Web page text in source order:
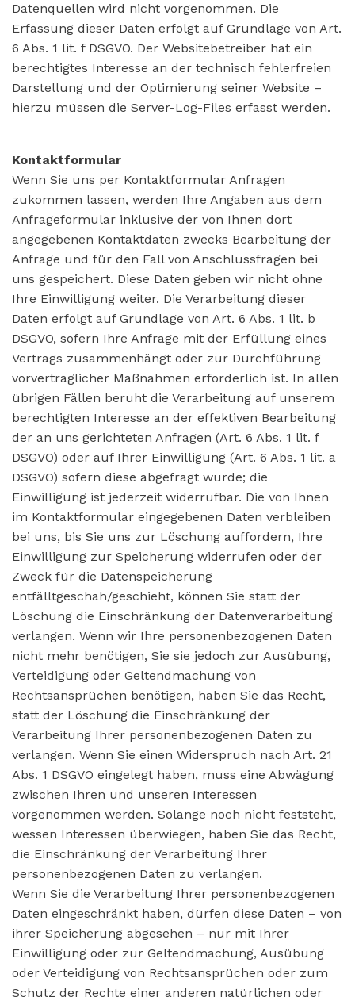
Datenquellen wird nicht vorgenommen. Die
Erfassung dieser Daten erfolgt auf Grundlage von Art.
6 Abs. 1 lit. f DSGVO. Der Websitebetreiber hat ein
berechtigtes Interesse an der technisch fehlerfreien
Darstellung und der Optimierung seiner Website –
hierzu müssen die Server-Log-Files erfasst werden.
Kontaktformular
Wenn Sie uns per Kontaktformular Anfragen
zukommen lassen, werden Ihre Angaben aus dem
Anfrageformular inklusive der von Ihnen dort
angegebenen Kontaktdaten zwecks Bearbeitung der
Anfrage und für den Fall von Anschlussfragen bei
uns gespeichert. Diese Daten geben wir nicht ohne
Ihre Einwilligung weiter. Die Verarbeitung dieser
Daten erfolgt auf Grundlage von Art. 6 Abs. 1 lit. b
DSGVO, sofern Ihre Anfrage mit der Erfüllung eines
Vertrags zusammenhängt oder zur Durchführung
vorvertraglicher Maßnahmen erforderlich ist. In allen
übrigen Fällen beruht die Verarbeitung auf unserem
berechtigten Interesse an der effektiven Bearbeitung
der an uns gerichteten Anfragen (Art. 6 Abs. 1 lit. f
DSGVO) oder auf Ihrer Einwilligung (Art. 6 Abs. 1 lit. a
DSGVO) sofern diese abgefragt wurde; die
Einwilligung ist jederzeit widerrufbar. Die von Ihnen
im Kontaktformular eingegebenen Daten verbleiben
bei uns, bis Sie uns zur Löschung auffordern, Ihre
Einwilligung zur Speicherung widerrufen oder der
Zweck für die Datenspeicherung
entfälltgeschah/geschieht, können Sie statt der
Löschung die Einschränkung der Datenverarbeitung
verlangen. Wenn wir Ihre personenbezogenen Daten
nicht mehr benötigen, Sie sie jedoch zur Ausübung,
Verteidigung oder Geltendmachung von
Rechtsansprüchen benötigen, haben Sie das Recht,
statt der Löschung die Einschränkung der
Verarbeitung Ihrer personenbezogenen Daten zu
verlangen. Wenn Sie einen Widerspruch nach Art. 21
Abs. 1 DSGVO eingelegt haben, muss eine Abwägung
zwischen Ihren und unseren Interessen
vorgenommen werden. Solange noch nicht feststeht,
wessen Interessen überwiegen, haben Sie das Recht,
die Einschränkung der Verarbeitung Ihrer
personenbezogenen Daten zu verlangen.
Wenn Sie die Verarbeitung Ihrer personenbezogenen
Daten eingeschränkt haben, dürfen diese Daten – von
ihrer Speicherung abgesehen – nur mit Ihrer
Einwilligung oder zur Geltendmachung, Ausübung
oder Verteidigung von Rechtsansprüchen oder zum
Schutz der Rechte einer anderen natürlichen oder